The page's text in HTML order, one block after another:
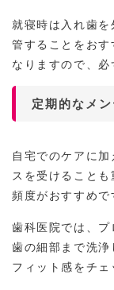
就寝時は入れ歯
管することをお
なりますので、必
定期的なメ
自宅でのケアに
スを受けること
頻度がおすすめで
歯科医院では、
歯の細部まで洗
フィット感をチェ